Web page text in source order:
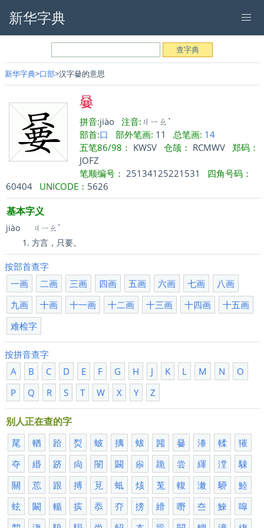
新华字典
新华字典 口部 汉字嘦的意思
嘦
拼音:jiào 注音: ㄐㄧㄠˋ
部首:口 部外笔画: 11 总笔画: 14
五笔86/98： KWSV 仓颉： RCMWV 郑码：
JOFZ
笔顺编号： 25134125221531 四角号码：
60404 UNICODE： 5626
基本字义
jiào
ㄐㄧㄠˋ
方言，只要。
按部首查字
一画
二画 三画 四画 五画 六画 七画
八画
九画
十画 十一画 十二画 十三画 十四画
十五画
难检字
按拼音查字
A
B C D E F G H J K L M N
O
P
Q R S T W X Y Z
别人正在查的字
荱 輶 跲 烮 蚾 摛 蛂 嘂 嘦 漛 輮
獕
夺
緡 跻 尙 闛 闙 尜 跪 尝 緷 漟
駷
關
莣 跟 搏 莌 蚳 烗 莵 輹 潄 駵
鯥
蚿
闞 輴 摈 忝 夰 搒 縎 嘢 夳 鯠
噑